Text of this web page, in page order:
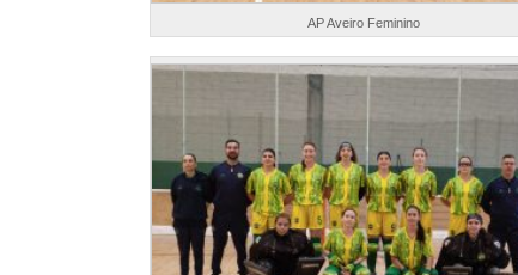
AP Aveiro Feminino